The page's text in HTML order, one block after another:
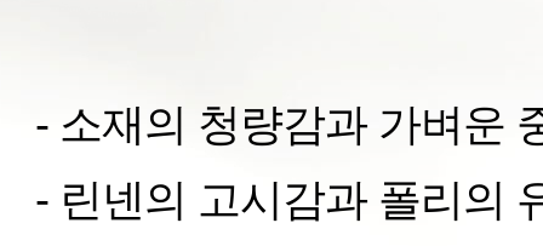
- 소재의 청량감과 가벼운
- 린넨의 고시감과 폴리의